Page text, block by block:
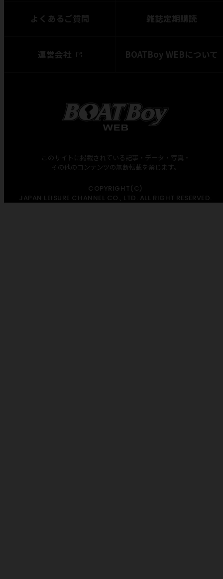
よくあるご質問 雑誌定期購読
運営会社 BOATBoy WEBについて
このサイトに掲載されている記事・データ・写真・
その他のコンテンツの無断転載を禁じます。
COPYRIGHT(C)
JAPAN LEISURE CHANNEL CO., LTD. ALL RIGHT RESERVED.